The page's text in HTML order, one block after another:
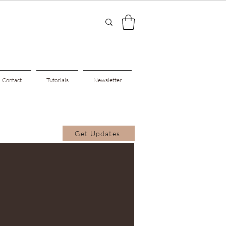
Contact Tutorials Newsletter
Get Updates